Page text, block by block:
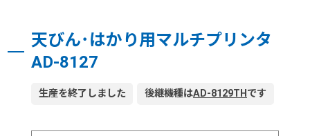
天びん･はかり用マルチプリンタ
AD-8127
生産を終了しました 後継機種はAD-8129TH です